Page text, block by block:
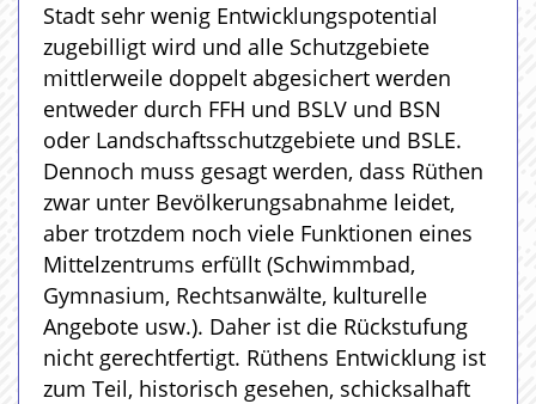
Stadt sehr wenig Entwicklungspotential
zugebilligt wird und alle Schutzgebiete
mittlerweile doppelt abgesichert werden
entweder durch FFH und BSLV und BSN
oder Landschaftsschutzgebiete und BSLE.
Dennoch muss gesagt werden, dass Rüthen
zwar unter Bevölkerungsabnahme leidet,
aber trotzdem noch viele Funktionen eines
Mittelzentrums erfüllt (Schwimmbad,
Gymnasium, Rechtsanwälte, kulturelle
Angebote usw.). Daher ist die Rückstufung
nicht gerechtfertigt. Rüthens Entwicklung ist
zum Teil, historisch gesehen, schicksalhaft